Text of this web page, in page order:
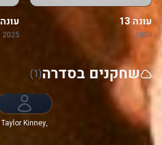
עונה 13
2024
עונה 14
2025
שחקנים בסדרה(1)
Taylor Kinney,